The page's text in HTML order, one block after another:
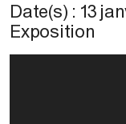
Date(s) : 13
Exposition